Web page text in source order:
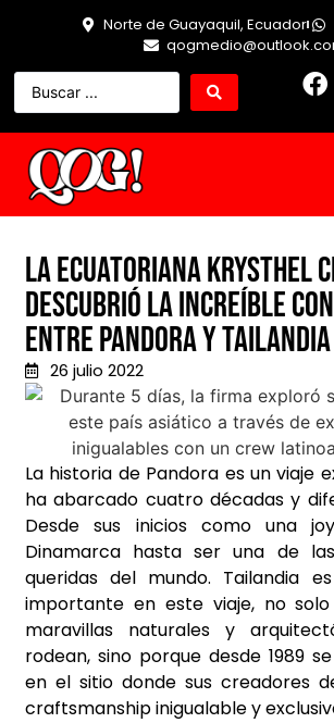
Norte de Guayaquil, Ecuador
La ecuatoriana Krysthel
descubrió la increíble
entre Pandora y Tailandia
26 julio 2022
La historia de Pandora es un viaje
ha abarcado cuatro décadas y
Desde sus inicios como una
Dinamarca hasta ser una de
queridas del mundo. Tailandia
importante en este viaje, no
maravillas naturales y
rodean, sino porque desde 1989
en el sitio donde sus creadores
craftsmanship inigualable y